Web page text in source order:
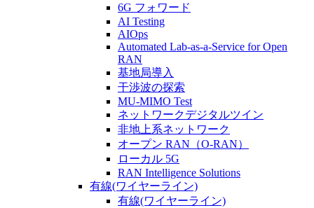
6G フォワード
AI Testing
AIOps
Automated Lab-as-a-Service for Open
RAN
基地局導入
干渉波の探索
MU-MIMO Test
ネットワークデジタルツイン
非地上系ネットワーク
オープン RAN（O-RAN）
ローカル 5G
RAN Intelligence Solutions
有線(ワイヤーライン)
有線(ワイヤーライン)